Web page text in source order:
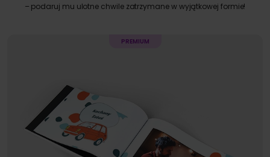
– podaruj mu ulotne chwile zatrzymane w wyjątkowej formie!